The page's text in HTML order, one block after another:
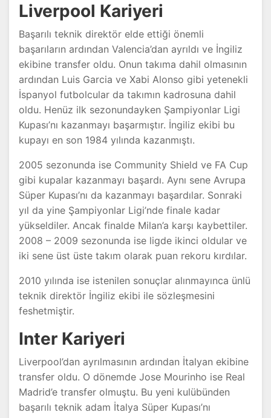
Liverpool Kariyeri
Başarılı teknik direktör elde ettiği önemli
başarıların ardından Valencia’dan ayrıldı ve İngiliz
ekibine transfer oldu. Onun takıma dahil olmasının
ardından Luis Garcia ve Xabi Alonso gibi yetenekli
İspanyol futbolcular da takımın kadrosuna dahil
oldu. Henüz ilk sezonundayken Şampiyonlar Ligi
Kupası’nı kazanmayı başarmıştır. İngiliz ekibi bu
kupayı en son 1984 yılında kazanmıştı.
2005 sezonunda ise Community Shield ve FA Cup
gibi kupalar kazanmayı başardı. Aynı sene Avrupa
Süper Kupası’nı da kazanmayı başardılar. Sonraki
yıl da yine Şampiyonlar Ligi’nde finale kadar
yükseldiler. Ancak finalde Milan’a karşı kaybettiler.
2008 – 2009 sezonunda ise ligde ikinci oldular ve
iki sene üst üste takım olarak puan rekoru kırdılar.
2010 yılında ise istenilen sonuçlar alınmayınca ünlü
teknik direktör İngiliz ekibi ile sözleşmesini
feshetmiştir.
Inter Kariyeri
Liverpool’dan ayrılmasının ardından İtalyan ekibine
transfer oldu. O dönemde Jose Mourinho ise Real
Madrid’e transfer olmuştu. Bu yeni kulübünden
başarılı teknik adam İtalya Süper Kupası’nı